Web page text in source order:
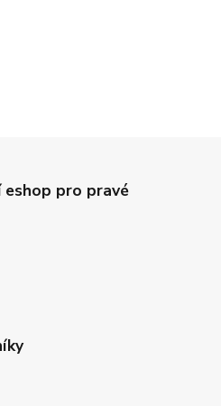
pro pravé